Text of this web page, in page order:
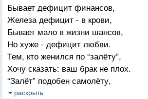
Бывает дефицит финансов,
Железа дефицит - в крови,
Бывает мало в жизни шансов,
Но хуже - дефицит любви.
Тем, кто женился по “залёту”,
Хочу сказать: ваш брак не плох.
“Залёт” подобен самолёту,
В котором двигатель заглох.
раскрыть